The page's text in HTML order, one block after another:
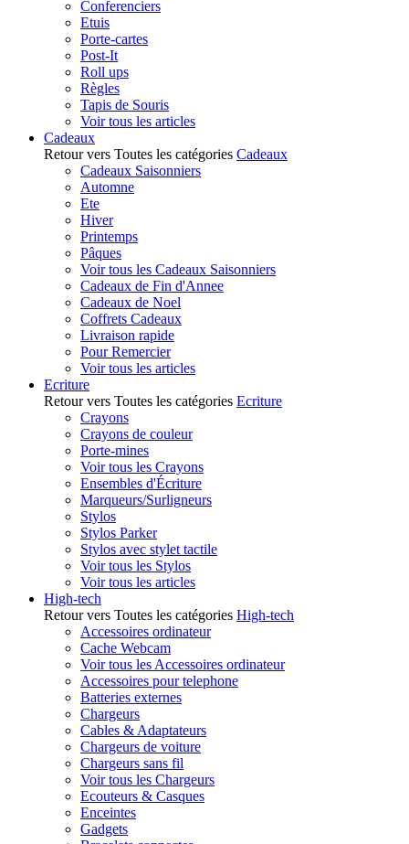
Conferenciers
Etuis
Porte-cartes
Post-It
Roll ups
Règles
Tapis de Souris
Voir tous les articles
Cadeaux
Retour vers Toutes les catégories Cadeaux
Cadeaux Saisonniers
Automne
Ete
Hiver
Printemps
Pâques
Voir tous les Cadeaux Saisonniers
Cadeaux de Fin d'Annee
Cadeaux de Noel
Coffrets Cadeaux
Livraison rapide
Pour Remercier
Voir tous les articles
Ecriture
Retour vers Toutes les catégories Ecriture
Crayons
Crayons de couleur
Porte-mines
Voir tous les Crayons
Ensembles d'Écriture
Marqueurs/Surligneurs
Stylos
Stylos Parker
Stylos avec stylet tactile
Voir tous les Stylos
Voir tous les articles
High-tech
Retour vers Toutes les catégories High-tech
Accessoires ordinateur
Cache Webcam
Voir tous les Accessoires ordinateur
Accessoires pour telephone
Batteries externes
Chargeurs
Cables & Adaptateurs
Chargeurs de voiture
Chargeurs sans fil
Voir tous les Chargeurs
Ecouteurs & Casques
Enceintes
Gadgets